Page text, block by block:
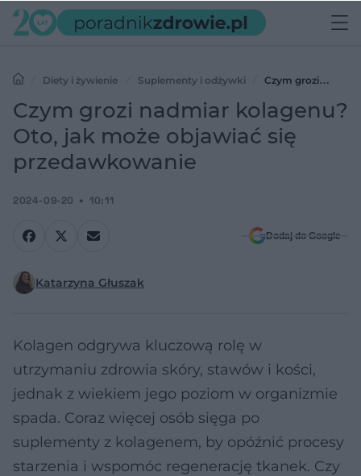
Diety i żywienie Suplementy i odżywki
Czym grozi
nadmiar kolagenu? Oto, jak może objawiać się przedawkowanie
Czym grozi nadmiar kolagenu?
Oto, jak może objawiać się
przedawkowanie
2024-09-20 10:11
Dodaj do Google
Katarzyna Głuszak
Kolagen odgrywa kluczową rolę w
utrzymaniu zdrowia skóry, stawów i kości,
jednak z wiekiem jego poziom w organizmie
spada. Coraz więcej osób sięga po
suplementy z kolagenem, by opóźnić procesy
starzenia i wspomóc regenerację tkanek. Czy